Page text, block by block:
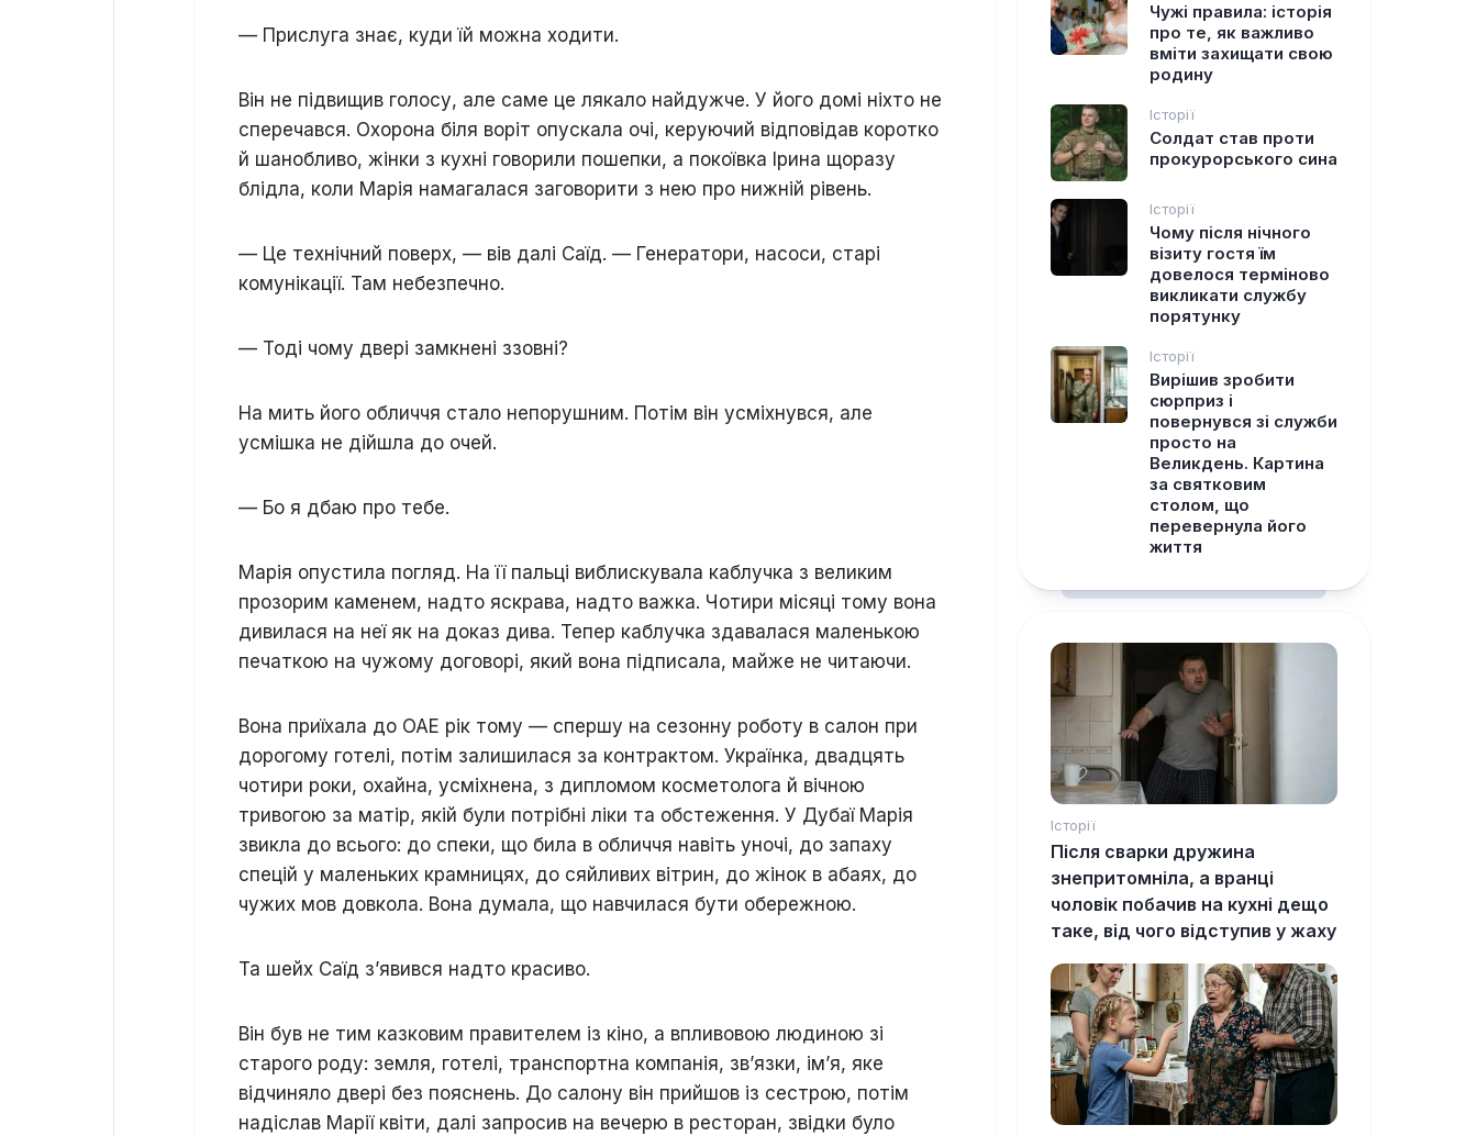
— Прислуга знає, куди їй можна ходити.
Він не підвищив голосу, але саме це лякало найдужче. У його домі ніхто не
сперечався. Охорона біля воріт опускала очі, керуючий відповідав коротко
й шанобливо, жінки з кухні говорили пошепки, а покоївка Ірина щоразу
блідла, коли Марія намагалася заговорити з нею про нижній рівень.
— Це технічний поверх, — вів далі Саїд. — Генератори, насоси, старі
комунікації. Там небезпечно.
— Тоді чому двері замкнені ззовні?
На мить його обличчя стало непорушним. Потім він усміхнувся, але
усмішка не дійшла до очей.
— Бо я дбаю про тебе.
Марія опустила погляд. На її пальці виблискувала каблучка з великим
прозорим каменем, надто яскрава, надто важка. Чотири місяці тому вона
дивилася на неї як на доказ дива. Тепер каблучка здавалася маленькою
печаткою на чужому договорі, який вона підписала, майже не читаючи.
Вона приїхала до ОАЕ рік тому — спершу на сезонну роботу в салон при
дорогому готелі, потім залишилася за контрактом. Українка, двадцять
чотири роки, охайна, усміхнена, з дипломом косметолога й вічною
тривогою за матір, якій були потрібні ліки та обстеження. У Дубаї Марія
звикла до всього: до спеки, що била в обличчя навіть уночі, до запаху
спецій у маленьких крамницях, до сяйливих вітрин, до жінок в абаях, до
чужих мов довкола. Вона думала, що навчилася бути обережною.
Та шейх Саїд з’явився надто красиво.
Він був не тим казковим правителем із кіно, а впливовою людиною зі
старого роду: земля, готелі, транспортна компанія, зв’язки, ім’я, яке
відчиняло двері без пояснень. До салону він прийшов із сестрою, потім
надіслав Марії квіти, далі запросив на вечерю в ресторан, звідки було
Чужі правила: історія
про те, як важливо
вміти захищати свою
родину
Історії
Солдат став проти
прокурорського сина
Історії
Чому після нічного
візиту гостя їм
довелося терміново
викликати службу
порятунку
Історії
Вирішив зробити
сюрприз і
повернувся зі служби
просто на
Великдень. Картина
за святковим
столом, що
перевернула його
життя
Історії
Після сварки дружина
знепритомніла, а вранці
чоловік побачив на кухні дещо
таке, від чого відступив у жаху